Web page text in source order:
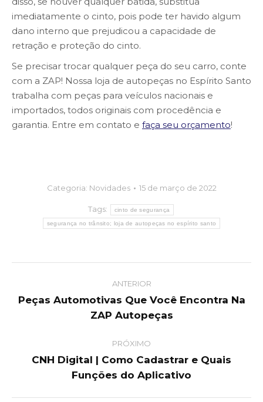
imediatamente o cinto, pois pode ter havido algum
dano interno que prejudicou a capacidade de
retração e proteção do cinto.
Se precisar trocar qualquer peça do seu carro, conte
com a ZAP! Nossa loja de autopeças no Espírito Santo
trabalha com peças para veículos nacionais e
importados, todos originais com procedência e
garantia. Entre em contato e faça seu orçamento!
Categoria: Novidades 15 de março de 2022
Tags: cinto de segurança
segurança no trânsito; loja de autopeças no espírito santo
navigation
ANTERIOR
Previous
post:
Peças Automotivas Que Você Encontra Na
ZAP Autopeças
PRÓXIMO
Next
post:
CNH Digital | Como Cadastrar e Quais
Funções do Aplicativo